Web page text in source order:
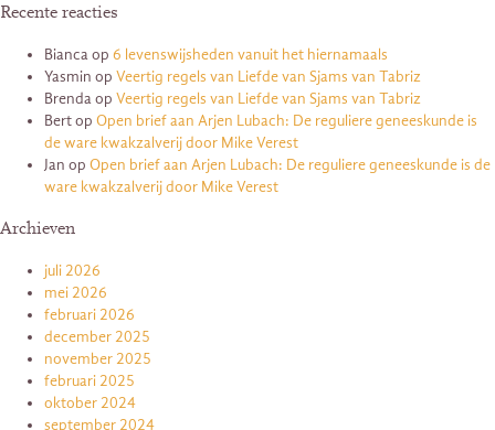
Recente reacties
Biancaop 6 levenswijsheden vanuit het hiernamaals
Yasmin op Veertig regels van Liefde van Sjams van Tabriz
Brendaop Veertig regels van Liefde van Sjams van Tabriz
Bertop Open brief aan Arjen Lubach: De reguliere geneeskunde is
de ware kwakzalverij door Mike Verest
Jan op Open brief aan Arjen Lubach: De reguliere geneeskunde is de
ware kwakzalverij door Mike Verest
Archieven
juli 2026
mei 2026
februari 2026
december 2025
november 2025
februari 2025
oktober 2024
september 2024